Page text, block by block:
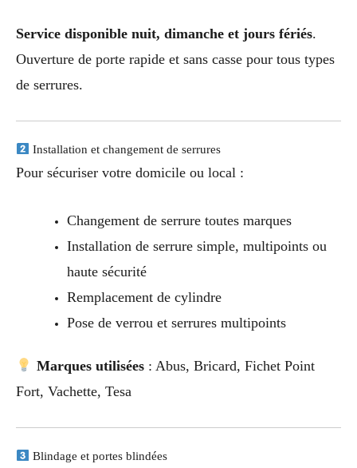
Service disponible nuit, dimanche et jours fériés.
Ouverture de porte rapide et sans casse pour tous types
de serrures.
Installation et changement de serrures
Pour sécuriser votre domicile ou local :
Changement de serrure toutes marques
Installation de serrure simple, multipoints ou
haute sécurité
Remplacement de cylindre
Pose de verrou et serrures multipoints
Marques utilisées: Abus, Bricard, Fichet Point
Fort, Vachette, Tesa
Blindage et portes blindées